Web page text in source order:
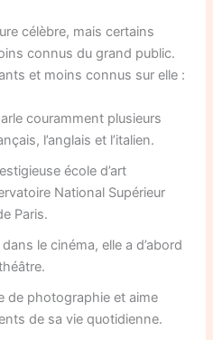
célèbre, mais certains
connus du grand public.
et moins connus sur elle :
couramment plusieurs
l’anglais et l’italien.
école d’art
National Supérieur
Paris.
le cinéma, elle a d’abord
de photographie et aime
de sa vie quotidienne.